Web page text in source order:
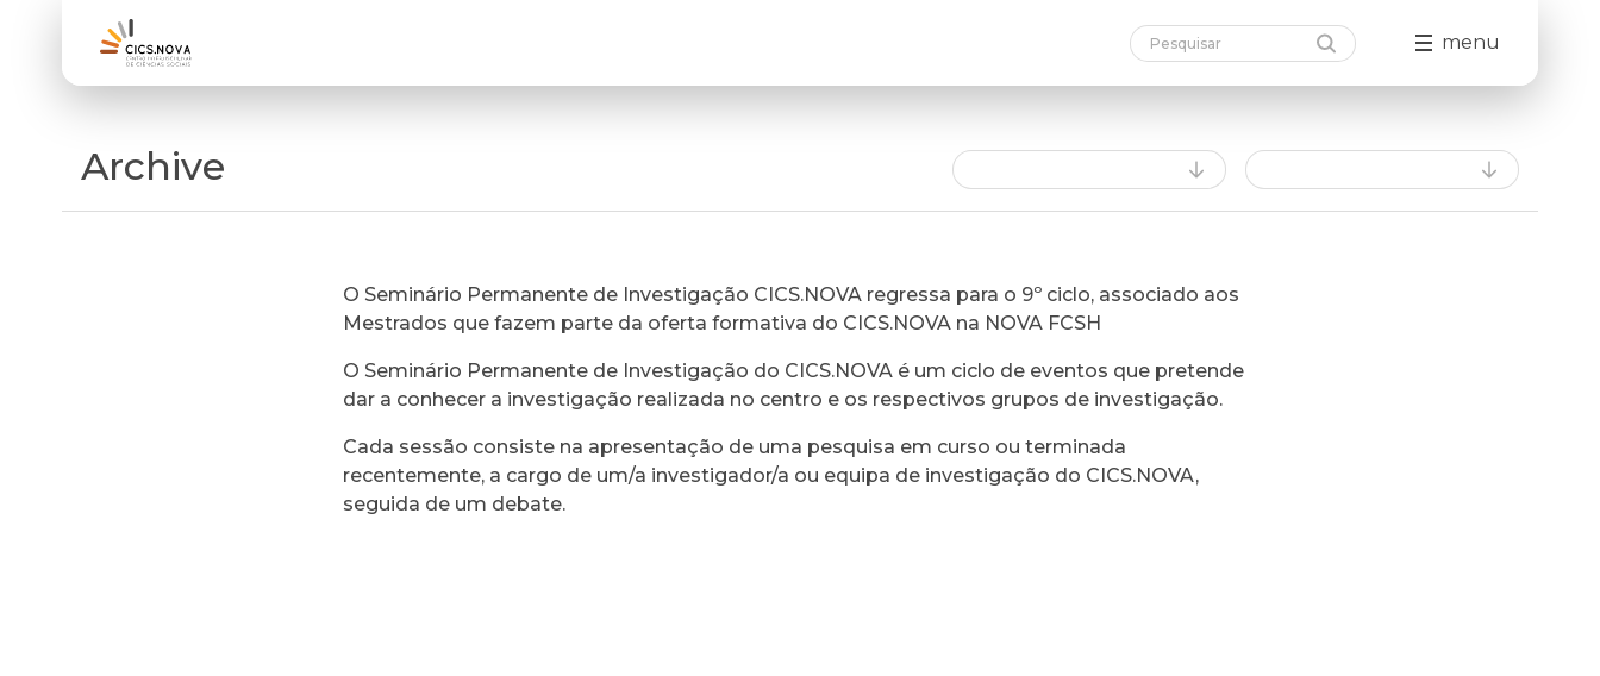
menu
Archive
O Seminário Permanente de Investigação CICS.NOVA regressa para o 9º ciclo, associado aos
Mestrados que fazem parte da oferta formativa do CICS.NOVA na NOVA FCSH
O Seminário Permanente de Investigação do CICS.NOVA é um ciclo de eventos que pretende
dar a conhecer a investigação realizada no centro e os respectivos grupos de investigação.
Cada sessão consiste na apresentação de uma pesquisa em curso ou terminada
recentemente, a cargo de um/a investigador/a ou equipa de investigação do CICS.NOVA,
seguida de um debate.